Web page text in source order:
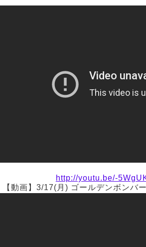
http://youtu.be/-
【動画】3/17(月) ゴールデンボンバ